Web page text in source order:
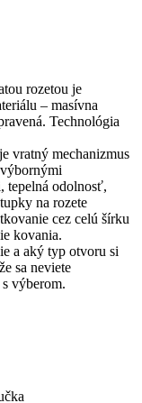
rozetou je
– masívna
Technológia
vratný mechanizmus
tepelná odolnosť,
na rozete
cez celú šírku
kovania.
a aký typ otvoru si
sa neviete
výberom.